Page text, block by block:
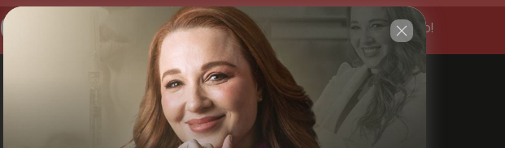
00 : 14 : 37 Oferta válida por tempo Limitado!
THREAD DECODE